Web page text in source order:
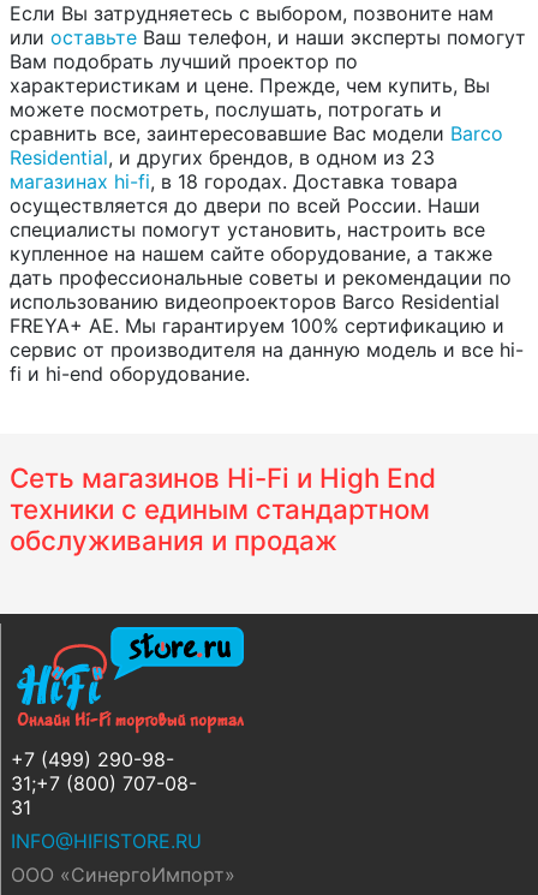
Если Вы затрудняетесь с выбором, позвоните нам
или оставьте Ваш телефон, и наши эксперты помогут
Вам подобрать лучший проектор по
характеристикам и цене. Прежде, чем купить, Вы
можете посмотреть, послушать, потрогать и
сравнить все, заинтересовавшие Вас модели Barco
Residential, и других брендов, в одном из 23
магазинах hi-fi, в 18 городах. Доставка товара
осуществляется до двери по всей России. Наши
специалисты помогут установить, настроить все
купленное на нашем сайте оборудование, а также
дать профессиональные советы и рекомендации по
использованию видеопроекторов Barco Residential
FREYA+ AE. Мы гарантируем 100% сертификацию и
сервис от производителя на данную модель и все hi-
fi и hi-end оборудование.
Сеть магазинов Hi-Fi и High End
техники с единым стандартном
обслуживания и продаж
+7 (499) 290-98-
31;+7 (800) 707-08-
31
INFO@HIFISTORE.RU
ООО «СинергоИмпорт»